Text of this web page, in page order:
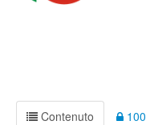
Contenuto